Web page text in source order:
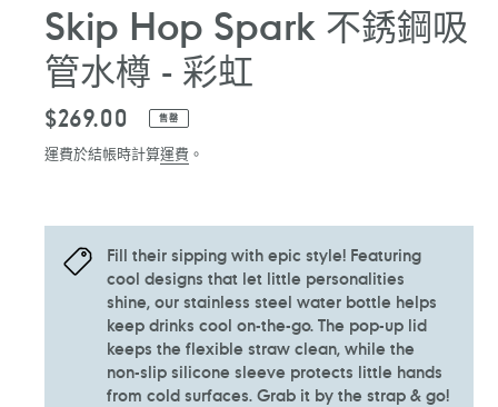
Skip Hop Spark 不銹鋼吸
管水樽 - 彩虹
定
價
$269.00 售罄
運費於結帳時計算運費 。
Fill their sipping with epic style! Featuring
cool designs that let little personalities
shine, our stainless steel water bottle helps
keep drinks cool on-the-go. The pop-up lid
keeps the flexible straw clean, while the
non-slip silicone sleeve protects little hands
from cold surfaces. Grab it by the strap & go!